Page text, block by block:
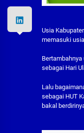
Usia
memasuki
sebagai Hari
Lalu
sebagai HUT
bakal